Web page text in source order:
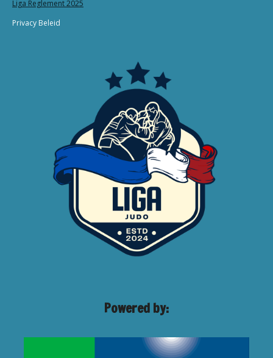
Liga Reglement 2025
Privacy Beleid
Powered by: